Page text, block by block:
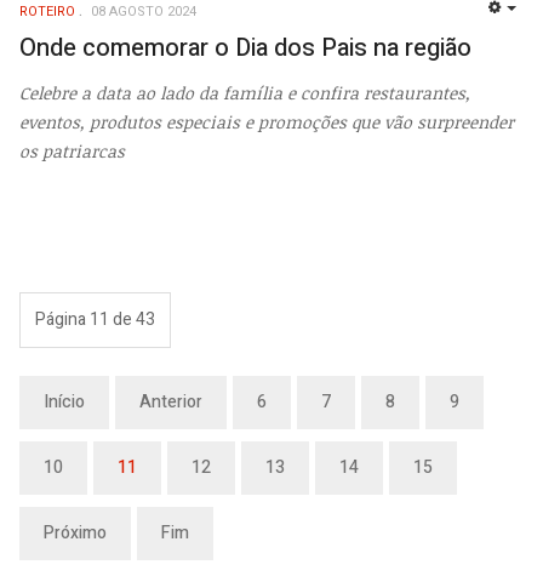
ROTEIRO 08 AGOSTO 2024
Onde comemorar o Dia dos Pais na região
Celebre a data ao lado da família e confira restaurantes,
eventos, produtos especiais e promoções que vão surpreender
os patriarcas
Página 11 de 43
Início Anterior 6 7 8 9
10 11 12 13 14 15
Próximo Fim